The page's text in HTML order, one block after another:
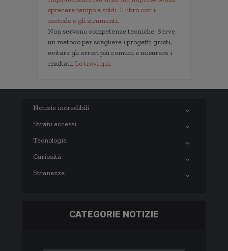
sprecare tempo e soldi. Il libro con il
metodo e gli strumenti.
Non servono competenze tecniche. Serve
un metodo per scegliere i progetti giusti,
evitare gli errori più comuni e misurare i
risultati. Lo trovi qui.
Notizie incredibili
Strani eccessi
Tecnologia
Curiosità
Stranezze
CATEGORIE NOTIZIE